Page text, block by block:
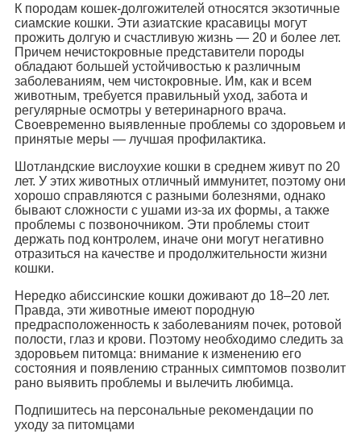
К породам кошек-долгожителей относятся экзотичные
сиамские кошки. Эти азиатские красавицы могут
прожить долгую и счастливую жизнь — 20 и более лет.
Причем нечистокровные представители породы
обладают большей устойчивостью к различным
заболеваниям, чем чистокровные. Им, как и всем
животным, требуется правильный уход, забота и
регулярные осмотры у ветеринарного врача.
Своевременно выявленные проблемы со здоровьем и
принятые меры — лучшая профилактика.
Шотландские вислоухие кошки в среднем живут по 20
лет. У этих животных отличный иммунитет, поэтому они
хорошо справляются с разными болезнями, однако
бывают сложности с ушами из-за их формы, а также
проблемы с позвоночником. Эти проблемы стоит
держать под контролем, иначе они могут негативно
отразиться на качестве и продолжительности жизни
кошки.
Нередко абиссинские кошки доживают до 18–20 лет.
Правда, эти животные имеют породную
предрасположенность к заболеваниям почек, ротовой
полости, глаз и крови. Поэтому необходимо следить за
здоровьем питомца: внимание к изменению его
состояния и появлению странных симптомов позволит
рано выявить проблемы и вылечить любимца.
Подпишитесь на персональные рекомендации по
уходу за питомцами